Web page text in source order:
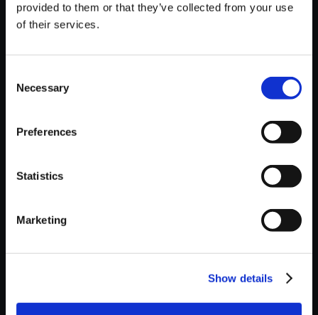
provided to them or that they’ve collected from your use
of their services.
Selection
Necessary
Preferences
Statistics
Marketing
Show details
150円
おすすめ商品
ン ゼロ＆ゼ....
ン ゼロ＆ゼ....
ン ゼクス ア...